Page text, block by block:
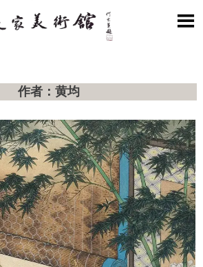

作者：黄均